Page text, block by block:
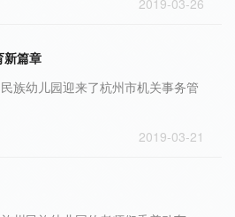
2019-03-26
新篇章
族幼儿园迎来了杭州市机关事务管
2019-03-21